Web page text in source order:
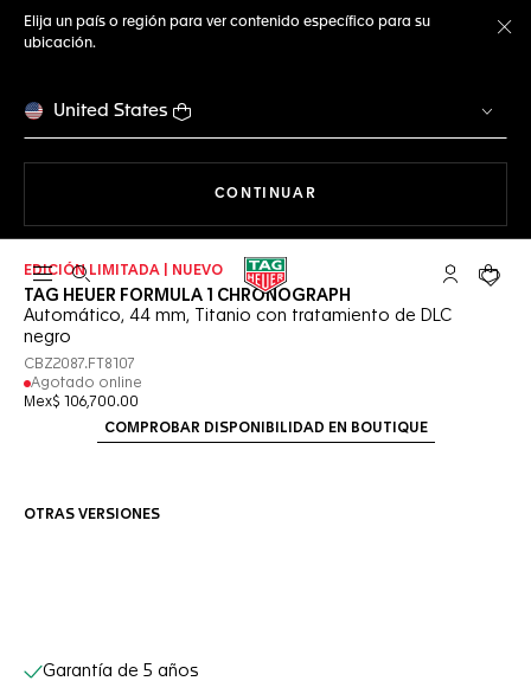
Elija un país o región para ver contenido específico para su
ubicación.
United States
CONTINUAR
Abrir el menú de búsqueda Cuenta Mi
Su
EDICIÓN LIMITADA | NUEVO
TAG HEUER FORMULA 1 CHRONOGRAPH
Automático, 44 mm, Titanio con tratamiento de DLC
negro
CBZ2087.FT8107
Agotado online
Mex$ 106,700.00
COMPROBAR DISPONIBILIDAD EN BOUTIQUE
OTRAS VERSIONES
Servicios online
Garantía de 5 años